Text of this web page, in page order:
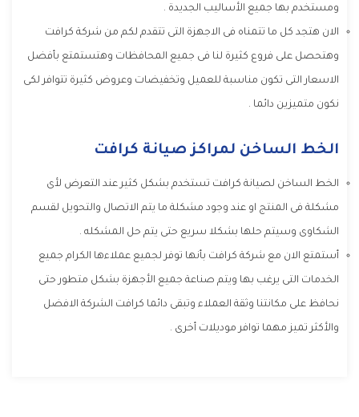
ومستخدم بها جميع الأساليب الجديدة .
الان هتجد كل ما تتمناه فى الاجهزة التى تتقدم لكم من شركة كرافت
وهتحصل على فروع كثيرة لنا فى جميع المحافظات وهتستمتع بأفضل
الاسعار التى تكون مناسبة للعميل وتخفيضات وعروض كثيرة تتوافر لكى
نكون متميزين دائما .
الخط الساخن لمراكز صيانة كرافت
الخط الساخن لصيانة كرافت تستخدم بشكل كثير عند التعرض لأى
مشكلة فى المنتج او عند وجود مشكلة ما يتم الاتصال والتحويل لقسم
الشكاوى وسيتم حلها بشكلا سريع حتى يتم حل المشكله .
أستمتع الان مع شركة كرافت بأنها توفر لجميع عملاءها الكرام جميع
الخدمات التى يرغب بها ويتم صناعة جميع الأجهزة بشكل متطور حتى
نحافظ على مكانتنا وثقة العملاء وتبقى دائما كرافت الشركة الافضل
والأكثر تميز مهما توافر موديلات أخرى .